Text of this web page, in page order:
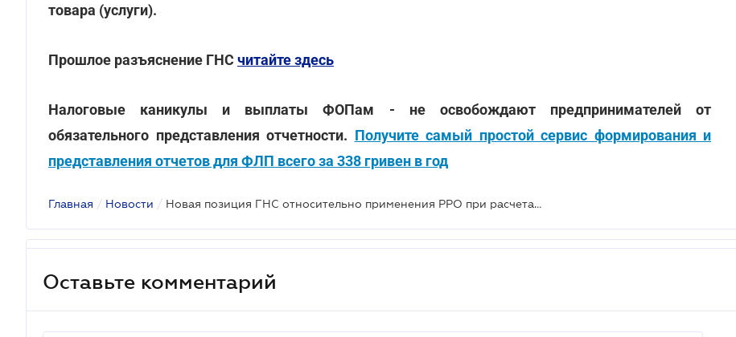
товара (услуги).
Прошлое разъяснение ГНСчитайте здесь
Налоговые каникулы и выплаты ФОПам - не освобождают предпринимателей от
обязательного представления отчетности. Получите самый простой сервис формирования и
представления отчетов для ФЛП всего за 338 гривен в год
Главная / Новости / Новая позиция ГНС относительно применения РРО при расчетах через "Интернет-банкинг"
Оставьте комментарий